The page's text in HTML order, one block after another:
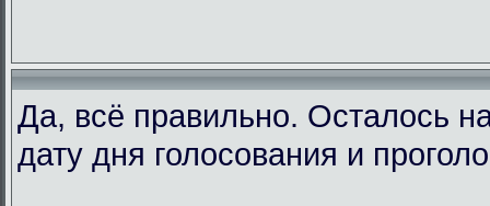
Да, всё правильно. Осталось
дату дня голосования и